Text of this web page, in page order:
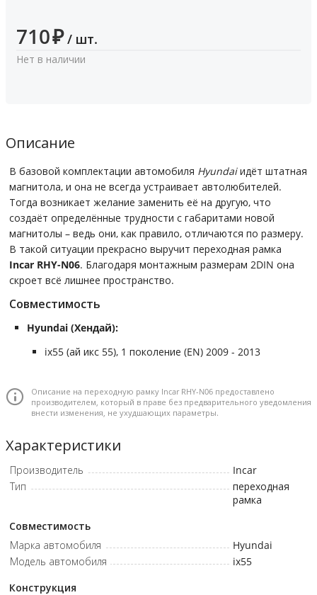
710₽ / шт.
Нет в наличии
Описание
В базовой комплектации автомобиля Hyundaiидёт штатная
магнитола, и она не всегда устраивает автолюбителей.
Тогда возникает желание заменить её на другую, что
создаёт определённые трудности с габаритами новой
магнитолы – ведь они, как правило, отличаются по размеру.
В такой ситуации прекрасно выручит переходная рамка
Incar RHY-N06. Благодаря монтажным размерам 2DIN она
скроет всё лишнее пространство.
Совместимость
Hyundai (Хендай):
ix55 (ай икс 55), 1 поколение (EN) 2009 - 2013
Описание на переходную рамку Incar RHY-N06 предоставлено
производителем, который в праве без предварительного уведомления
внести изменения, не ухудшающих параметры.
Характеристики
Производитель
Incar
Тип
переходная
рамка
Совместимость
Марка автомобиля
Hyundai
Модель автомобиля
ix55
Конструкция